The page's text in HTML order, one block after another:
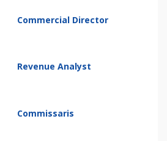
Commercial Director
Revenue Analyst
Commissaris